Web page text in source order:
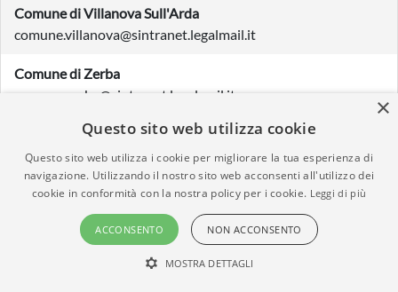
Comune di Villanova Sull'Arda
comune.villanova@sintranet.legalmail.it
Comune di Zerba
comune.zerba@sintranet.legalmail.it
COMUNE DI ALTA VAL TIDONE
protocollo@pec.comunealtavaltidone.pc.it
CONSORZIO
cbpiacenza@pec.it
STAZIONE CARABINIERI - PIACENZA P.LE
×
Questo sito web utilizza cookie
Questo sito web utilizza i cookie per migliorare la tua esperienza di
navigazione. Utilizzando il nostro sito web acconsenti all'utilizzo dei
cookie in conformità con la nostra policy per i cookie. Leggi di più
ACCONSENTO NON ACCONSENTO
MOSTRA DETTAGLI